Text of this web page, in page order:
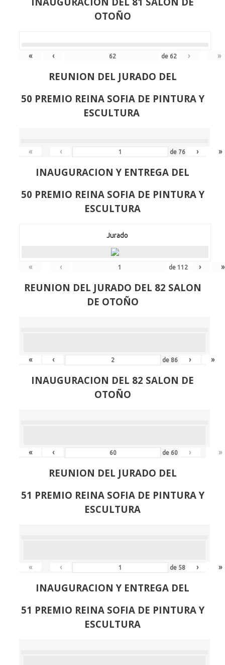
OTOÑO
« ‹ de 62 › »
REUNION DEL JURADO DEL
50 PREMIO REINA SOFIA DE PINTURA Y
ESCULTURA
« ‹ de 76 › »
INAUGURACION Y ENTREGA DEL
50 PREMIO REINA SOFIA DE PINTURA Y
ESCULTURA
Jurado
« ‹ de112 › »
REUNION DEL JURADO DEL 82 SALON
DE OTOÑO
« ‹ de 86 › »
INAUGURACION DEL 82 SALON DE
OTOÑO
« ‹ de 60 › »
REUNION DEL JURADO DEL
51 PREMIO REINA SOFIA DE PINTURA Y
ESCULTURA
« ‹ de 58 › »
INAUGURACION Y ENTREGA DEL
51 PREMIO REINA SOFIA DE PINTURA Y
ESCULTURA